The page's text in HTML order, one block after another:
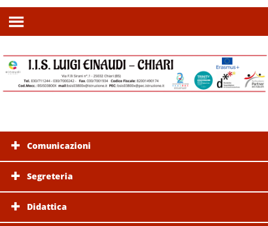
Comunicazioni
Segreteria
Didattica